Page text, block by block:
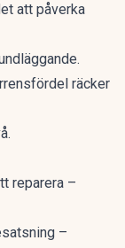
att påverka
räcker
reparera –
–